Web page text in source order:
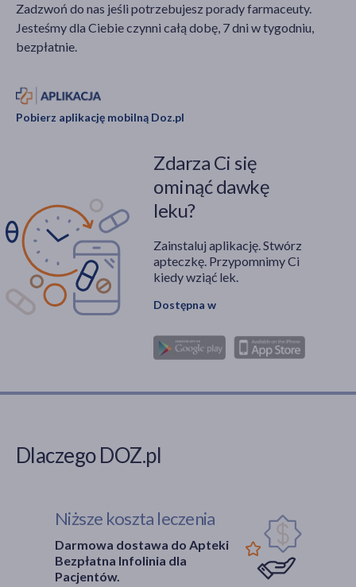
odpowiedniego
opatrunku. Jednym z
nich jest nowoczesny
stosowany w leczeniu
trudno gojących się
krwawe zazwyczaj nie
stanowią
skutkować
powikłaniami, takimi jak
zakażenia bakteryjne,
powstanie
nieestetycznych blizn.
Zrozumienie fizjologii
procesu gojenia oraz
nowoczesnych
standardów
na skuteczne
Zadzwoń do nas jeśli potrzebujesz porady farmaceuty.
Jesteśmy dla Ciebie czynni całą dobę, 7 dni w tygodniu,
bezpłatnie.
Pobierz aplikację mobilną Doz.pl
Zdarza Ci się
ominąć dawkę
leku?
Zainstaluj aplikację. Stwórz
apteczkę. Przypomnimy Ci
kiedy wziąć lek.
Dostępna w
Dlaczego DOZ.pl
Niższe koszta leczenia
Darmowa dostawa do Apteki
Bezpłatna Infolinia dla
Pacjentów.